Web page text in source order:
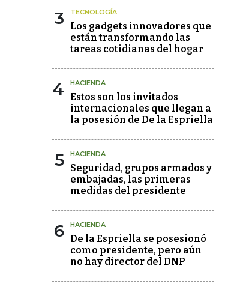
3 TECNOLOGÍA
Los gadgets innovadores que
están transformando las
tareas cotidianas del hogar
4 HACIENDA
Estos son los invitados
internacionales que llegan a
la posesión de De la Espriella
5 HACIENDA
Seguridad, grupos armados y
embajadas, las primeras
medidas del presidente
6 HACIENDA
De la Espriella se posesionó
como presidente, pero aún
no hay director del DNP